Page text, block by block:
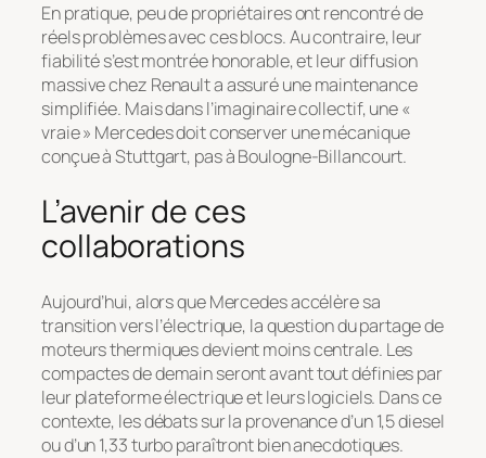
En pratique, peu de propriétaires ont rencontré de
réels problèmes avec ces blocs. Au contraire, leur
fiabilité s’est montrée honorable, et leur diffusion
massive chez Renault a assuré une maintenance
simplifiée. Mais dans l’imaginaire collectif, une «
vraie » Mercedes doit conserver une mécanique
conçue à Stuttgart, pas à Boulogne-Billancourt.
L’avenir de ces
collaborations
Aujourd’hui, alors que Mercedes accélère sa
transition vers l’électrique, la question du partage de
moteurs thermiques devient moins centrale. Les
compactes de demain seront avant tout définies par
leur plateforme électrique et leurs logiciels. Dans ce
contexte, les débats sur la provenance d’un 1,5 diesel
ou d’un 1,33 turbo paraîtront bien anecdotiques.